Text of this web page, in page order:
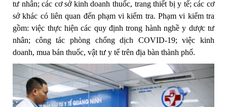
tư nhân; các cơ sở kinh doanh thuốc, trang thiết bị y tế; các cơ
sở khác có liên quan đến phạm vi kiểm tra. Phạm vi kiểm tra
gồm: việc thực hiện các quy định trong hành nghề y dược tư
nhân; công tác phòng chống dịch COVID-19; việc kinh
doanh, mua bán thuốc, vật tư y tế trên địa bàn thành phố.